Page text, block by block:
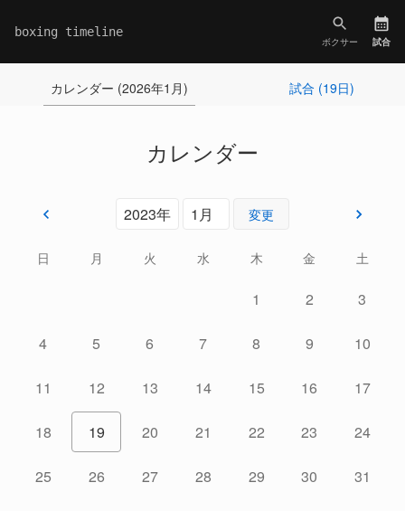
boxing timeline
ボクサー 試合
カレンダー (2026年1月) 試合 (19日)
カレンダー
変更
日 月 火 水 木 金 土
1 2 3
4 5 6 7 8 9 10
11 12 13 14 15 16 17
18 19 20 21 22 23 24
25 26 27 28 29 30 31